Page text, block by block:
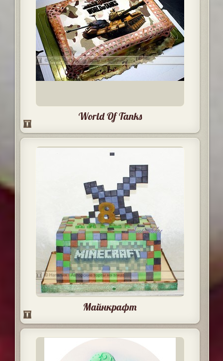
World Of Tanks
Майнкрафт